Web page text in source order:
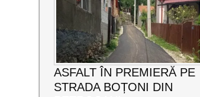
ASFALT ÎN PREMIERĂ PE
STRADA BOȚONI DIN